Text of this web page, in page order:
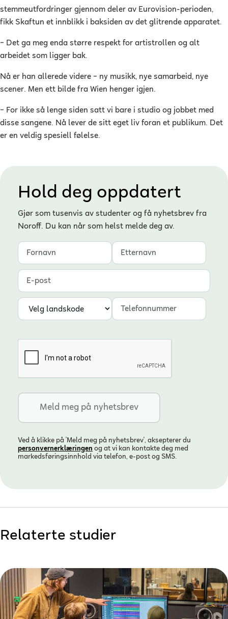
stemmeutfordringer gjennom deler av Eurovision-perioden,
fikk Skaftun et innblikk i baksiden av det glitrende apparatet.
– Det ga meg enda større respekt for artistrollen og alt
arbeidet som ligger bak.
Nå er han allerede videre – ny musikk, nye samarbeid, nye
scener. Men ett bilde fra Wien henger igjen.
– For ikke så lenge siden satt vi bare i studio og jobbet med
disse sangene. Nå lever de sitt eget liv foran et publikum. Det
er en veldig spesiell følelse.
Hold deg oppdatert
Gjør som tusenvis av studenter og få nyhetsbrev fra
Noroff. Du kan når som helst melde deg av.
Fornavn
Etternavn
E-post
Landskode
Telefonnummer
Ved å klikke på 'Meld meg på nyhetsbrev', aksepterer du
personvern­erklæringen og at vi kan kontakte deg med
markedsføringsinnhold via telefon, e-post og SMS.
Relaterte studier